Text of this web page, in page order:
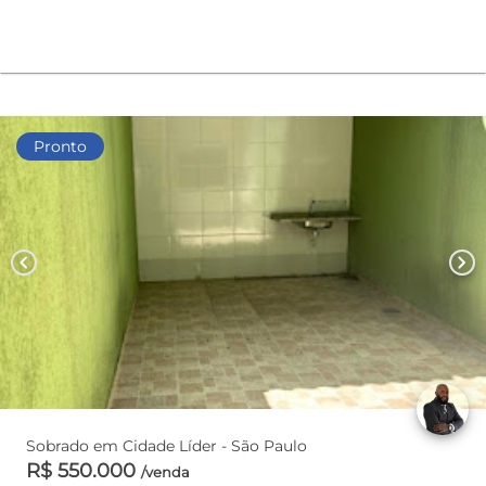
Pronto
chevron_left chevron_right
Sobrado em Cidade Líder - São Paulo
R$ 550.000 /venda